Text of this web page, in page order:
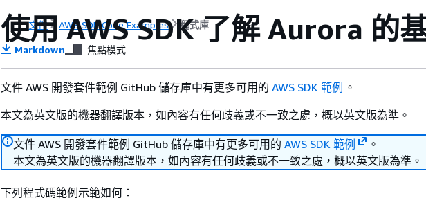
文件 AWS SDK Code Examples 程式庫
使用 AWS SDK 了解 Aurora 的
Markdown 焦點模式
文件 AWS 開發套件範例 GitHub 儲存庫中有更多可用的 AWS SDK 範例 。
本文為英文版的機器翻譯版本，如內容有任何歧義或不一致之處，概以英文版為準。
文件 AWS 開發套件範例 GitHub 儲存庫中有更多可用的 AWS SDK 範例
。
本文為英文版的機器翻譯版本，如內容有任何歧義或不一致之處，概以英文版為準。
下列程式碼範例示範如何：